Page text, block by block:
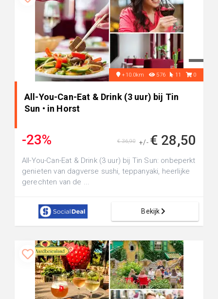
+10.0km 576 11 0
All-You-Can-Eat & Drink (3 uur) bij Tin
Sun • in Horst
-23% +/- € 28,50
€ 36,90
All-You-Can-Eat & Drink (3 uur) bij Tin Sun: onbeperkt
genieten van dagverse sushi, teppanyaki, heerlijke
gerechten van de ...
Bekijk